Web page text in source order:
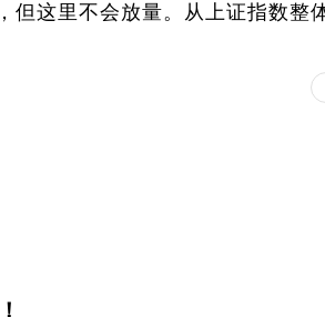
但这里不会放量。从上证指数整